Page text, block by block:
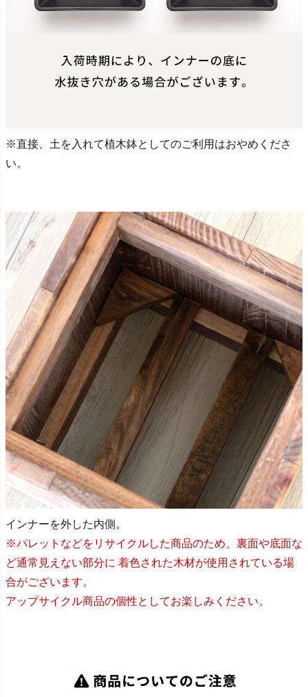
※直接、土を入れて植木鉢としてのご利用はおやめくださ
い。
インナーを外した内側。
※パレットなどをリサイクルした商品のため、裏面や底面な
ど通常見えない部分に 着色された木材が使用されている場
合がございます。
アップサイクル商品の個性としてお楽しみください。